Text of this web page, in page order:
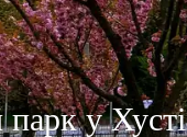
у Хусті